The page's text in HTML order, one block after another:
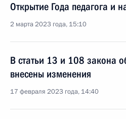
Открытие Года педагога и
2 марта 2023 года, 15:10
В статьи 13 и 108 закона
внесены изменения
17 февраля 2023 года, 14:40